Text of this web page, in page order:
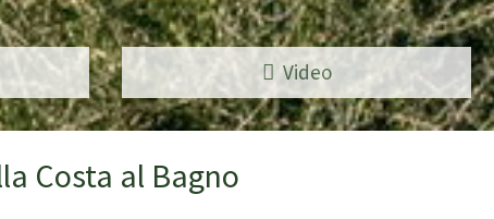
Video
Costa al Bagno